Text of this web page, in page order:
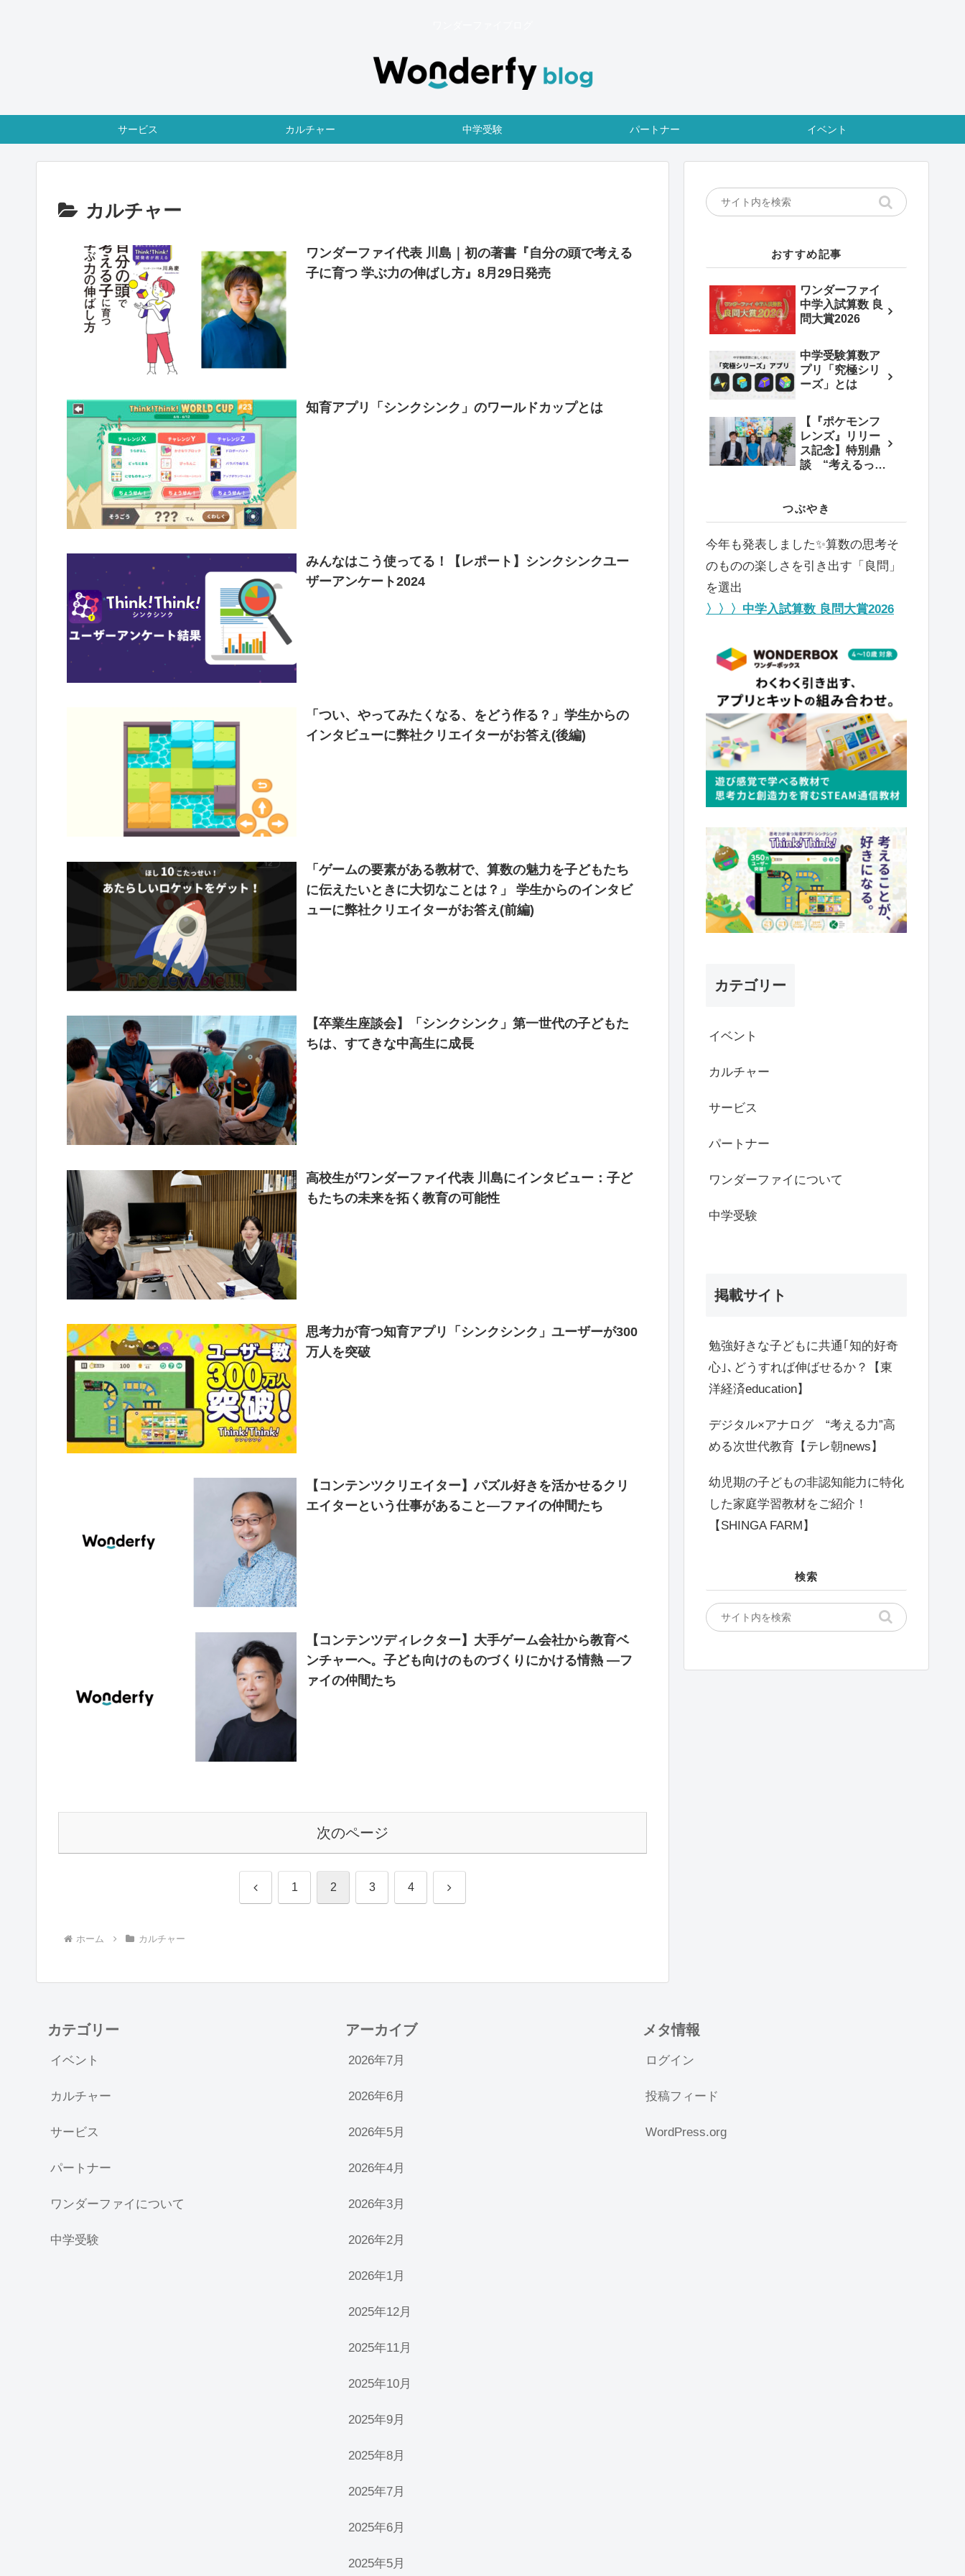
サービス カルチャー 中学受験 パートナー イベント
カルチャー
ワンダーファイ代表 川島｜初の著書『自分の頭で考える
子に育つ 学ぶ力の伸ばし方』8月29日発売
知育アプリ「シンクシンク」のワールドカップとは
みんなはこう使ってる！【レポート】シンクシンクユー
ザーアンケート2024
「つい、やってみたくなる、をどう作る？」学生からの
インタビューに弊社クリエイターがお答え(後編)
「ゲームの要素がある教材で、算数の魅力を子どもたち
に伝えたいときに大切なことは？」 学生からのインタビ
ューに弊社クリエイターがお答え(前編)
【卒業生座談会】「シンクシンク」第一世代の子どもた
ちは、すてきな中高生に成長
高校生がワンダーファイ代表 川島にインタビュー：子ど
もたちの未来を拓く教育の可能性
思考力が育つ知育アプリ「シンクシンク」ユーザーが300
万人を突破
【コンテンツクリエイター】パズル好きを活かせるクリ
エイターという仕事があること―ファイの仲間たち
【コンテンツディレクター】大手ゲーム会社から教育ベ
ンチャーへ。子ども向けのものづくりにかける情熱 ―フ
ァイの仲間たち
次のページ
前 1 2 3 4 次
ホーム カルチャー
おすすめ記事
ワンダーファイ
中学入試算数 良
問大賞2026
中学受験算数ア
プリ「究極シリ
ーズ」とは
【『ポケモンフ
レンズ』リリー
ス記念】特別鼎
談 “考えるっ
メの新しいかた
ち
つぶやき
今年も発表しました✨️算数の思考そ
のものの楽しさを引き出す「良問」
を選出
〉〉〉中学入試算数 良問大賞2026
カテゴリー
イベント
カルチャー
サービス
パートナー
ワンダーファイについて
中学受験
掲載サイト
勉強好きな子どもに共通｢知的好奇
心｣､どうすれば伸ばせるか？【東
洋経済education】
デジタル×アナログ “考える力”高
める次世代教育【テレ朝news】
幼児期の子どもの非認知能力に特化
した家庭学習教材をご紹介！
【SHINGA FARM】
検索
カテゴリー
イベント
カルチャー
サービス
パートナー
ワンダーファイについて
中学受験
アーカイブ
2026年7月
2026年6月
2026年5月
2026年4月
2026年3月
2026年2月
2026年1月
2025年12月
2025年11月
2025年10月
2025年9月
2025年8月
2025年7月
2025年6月
2025年5月
メタ情報
ログイン
投稿フィード
WordPress.org